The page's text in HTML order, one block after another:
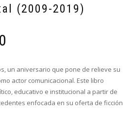
(2009-2019)
un aniversario que pone de relieve su
actor comunicacional. Este libro
educativo e institucional a partir de
enfocada en su oferta de ficción